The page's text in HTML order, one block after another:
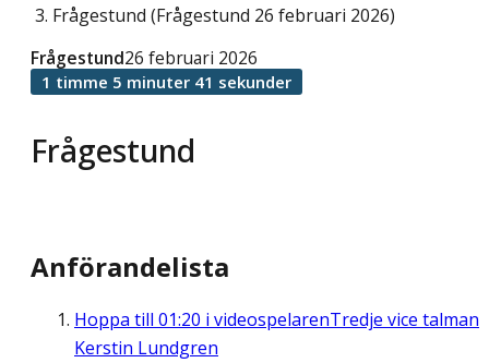
Frågestund (Frågestund 26 februari 2026)
Frågestund
Frågestund26 februari 2026
1 timme 5 minuter 41 sekunder
Anförandelista
Hoppa till 01:20 i videospelarenTredje vice talman
Kerstin Lundgren